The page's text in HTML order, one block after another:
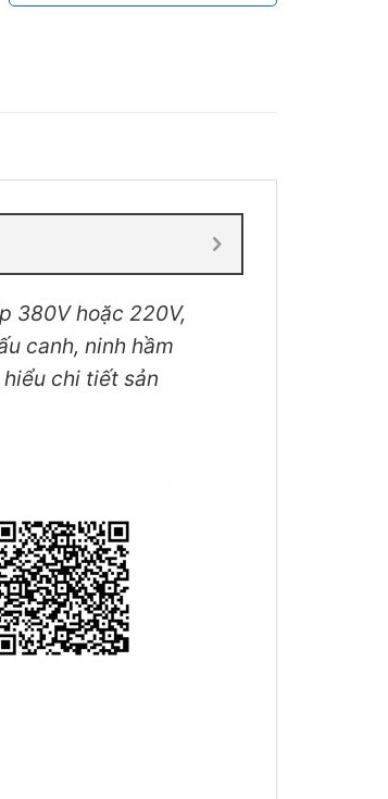
380V hoặc 220V,
canh, ninh hầm
chi tiết sản